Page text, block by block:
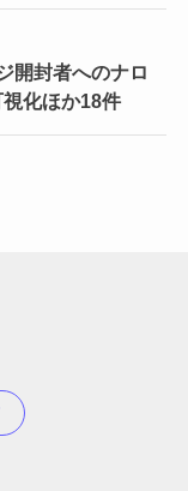
開封者へのナロ
化ほか18件